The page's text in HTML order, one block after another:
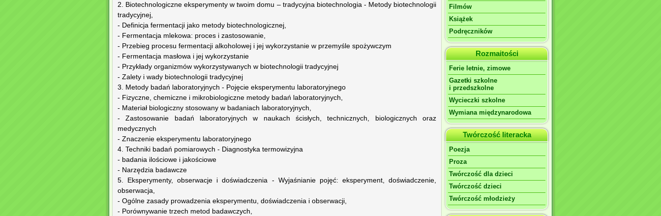
2. Biotechnologiczne eksperymenty w twoim domu – tradycyjna biotechnologia - Metody biotechnologii
tradycyjnej,
- Definicja fermentacji jako metody biotechnologicznej,
- Fermentacja mlekowa: proces i zastosowanie,
- Przebieg procesu fermentacji alkoholowej i jej wykorzystanie w przemyśle spożywczym
- Fermentacja masłowa i jej wykorzystanie
- Przykłady organizmów wykorzystywanych w biotechnologii tradycyjnej
- Zalety i wady biotechnologii tradycyjnej
3. Metody badań laboratoryjnych - Pojęcie eksperymentu laboratoryjnego
- Fizyczne, chemiczne i mikrobiologiczne metody badań laboratoryjnych,
- Materiał biologiczny stosowany w badaniach laboratoryjnych,
- Zastosowanie badań laboratoryjnych w naukach ścisłych, technicznych, biologicznych oraz
medycznych
- Znaczenie eksperymentu laboratoryjnego
4. Techniki badań pomiarowych - Diagnostyka termowizyjna
- badania ilościowe i jakościowe
- Narzędzia badawcze
5. Eksperymenty, obserwacje i doświadczenia - Wyjaśnianie pojęć: eksperyment, doświadczenie,
obserwacja,
- Ogólne zasady prowadzenia eksperymentu, doświadczenia i obserwacji,
- Porównywanie trzech metod badawczych,
Filmów
Książek
Podręczników
Rozmaitości
Ferie letnie, zimowe
Gazetki szkolne
i przedszkolne
Wycieczki szkolne
Wymiana międzynarodowa
Twórczość literacka
Poezja
Proza
Twórczość dla dzieci
Twórczość dzieci
Twórczość młodzieży